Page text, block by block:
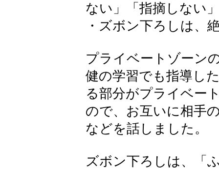
ない」「指摘しない
・ズボン下ろしは、
プライベートゾーン
健の学習でも指導し
る部分がプライベー
ので、お互いに相手
などを話しました。
ズボン下ろしは、「